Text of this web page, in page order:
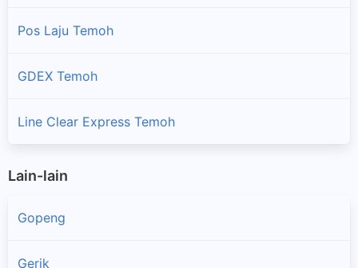
Pos Laju Temoh
GDEX Temoh
Line Clear Express Temoh
Lain-lain
Gopeng
Gerik